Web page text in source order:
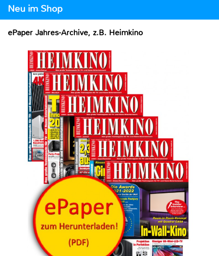
Neu im Shop
ePaper Jahres-Archive, z.B. Heimkino